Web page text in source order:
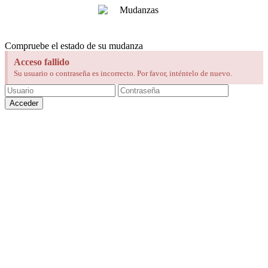
Compruebe el estado de su mudanza
Acceso fallido
Su usuario o contraseña es incorrecto. Por favor, inténtelo de nuevo.
Acceder